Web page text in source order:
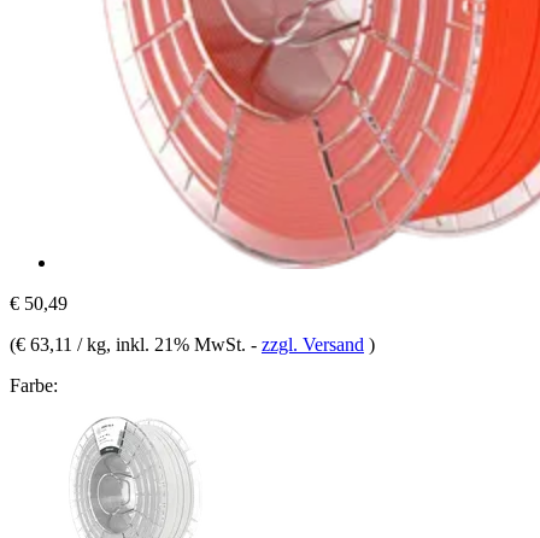
€ 50,49
(€ 63,11 / kg, inkl. 21% MwSt. - zzgl. Versand )
Farbe: